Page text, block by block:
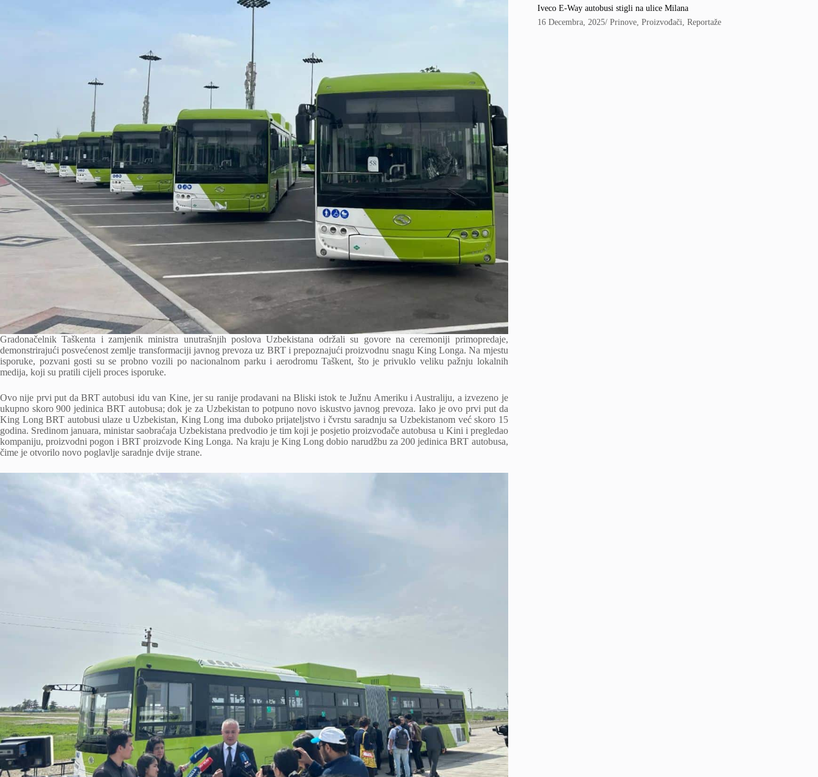
Gradonačelnik Taškenta i zamjenik ministra unutrašnjih poslova Uzbekistana održali su govore na ceremoniji primopredaje,
demonstrirajući posvećenost zemlje transformaciji javnog prevoza uz BRT i prepoznajući proizvodnu snagu King Longa. Na mjestu
isporuke, pozvani gosti su se probno vozili po nacionalnom parku i aerodromu Taškent, što je privuklo veliku pažnju lokalnih
medija, koji su pratili cijeli proces isporuke.
Ovo nije prvi put da BRT autobusi idu van Kine, jer su ranije prodavani na Bliski istok te Južnu Ameriku i Australiju, a izvezeno je
ukupno skoro 900 jedinica BRT autobusa; dok je za Uzbekistan to potpuno novo iskustvo javnog prevoza. Iako je ovo prvi put da
King Long BRT autobusi ulaze u Uzbekistan, King Long ima duboko prijateljstvo i čvrstu saradnju sa Uzbekistanom već skoro 15
godina. Sredinom januara, ministar saobraćaja Uzbekistana predvodio je tim koji je posjetio proizvođače autobusa u Kini i pregledao
kompaniju, proizvodni pogon i BRT proizvode King Longa. Na kraju je King Long dobio narudžbu za 200 jedinica BRT autobusa,
čime je otvorilo novo poglavlje saradnje dvije strane.
Iveco E-Way autobusi stigli na ulice Milana
16 Decembra, 2025/Prinove,Proizvođači,Reportaže